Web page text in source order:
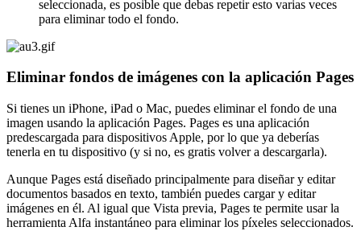
seleccionada, es posible que debas repetir esto varias veces
para eliminar todo el fondo.
Eliminar fondos de imágenes con la aplicación Pages
Si tienes un iPhone, iPad o Mac, puedes eliminar el fondo de una
imagen usando la aplicación Pages. Pages es una aplicación
predescargada para dispositivos Apple, por lo que ya deberías
tenerla en tu dispositivo (y si no, es gratis volver a descargarla).
Aunque Pages está diseñado principalmente para diseñar y editar
documentos basados ​​en texto, también puedes cargar y editar
imágenes en él. Al igual que Vista previa, Pages te permite usar la
herramienta Alfa instantáneo para eliminar los píxeles seleccionados.